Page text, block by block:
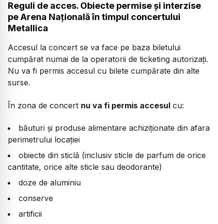
Reguli de acces. Obiecte permise și interzise
pe Arena Națională în timpul concertului
Metallica
Accesul la concert se va face pe baza biletului
cumpărat numai de la operatorii de ticketing autorizați.
Nu va fi permis accesul cu bilete cumpărate din alte
surse.
În zona de concert nu va fi permis accesul cu:
băuturi și produse alimentare achiziționate din afara
perimetrului locației
obiecte din sticlă (inclusiv sticle de parfum de orice
cantitate, orice alte sticle sau deodorante)
doze de aluminiu
conserve
artificii